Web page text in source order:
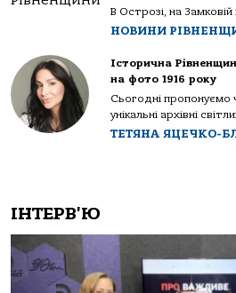
В Острозі, на Замковій
НОВИНИ
Історична
на фото 1916 року
Сьогодні пропонуємо
унікальні архівні
ТЕТЯНА ЯЦЕЧКО-
ІНТЕРВ'Ю